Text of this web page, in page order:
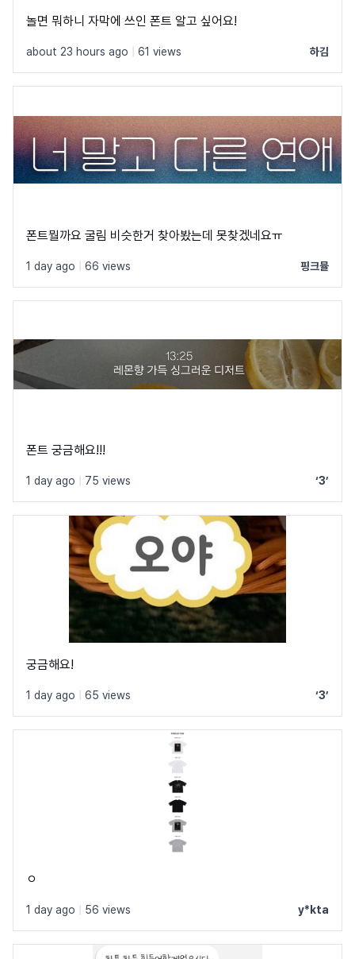
놀면 뭐하니 자막에 쓰인 폰트 알고 싶어요!
about 23 hours ago 61 views 하김
폰트뭘까요 굴림 비슷한거 찾아봤는데 못찾겠네요ㅠ
1 day ago 66 views 핑크뮬
폰트 궁금해요!!!
1 day ago 75 views ‘3’
궁금해요!
1 day ago 65 views ‘3’
ㅇ
1 day ago 56 views y*kta